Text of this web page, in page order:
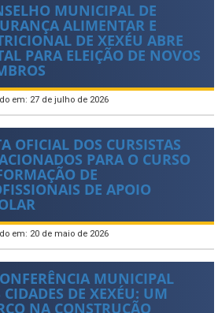
MUNICIPAL DE
ALIMENTAR E
DE XEXÉU ABRE
PARA ELEIÇÃO DE NOVOS
em: 27 de julho de 2026
OFICIAL DOS CURSISTAS
PARA O CURSO
DE
DE APOIO
em: 20 de maio de 2026
MUNICIPAL
CIDADES DE XEXÉU: UM
NA CONSTRUÇÃO